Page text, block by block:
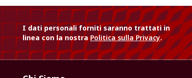
I dati personali forniti saranno trattati in
linea con la nostraPolitica sulla Privacy.